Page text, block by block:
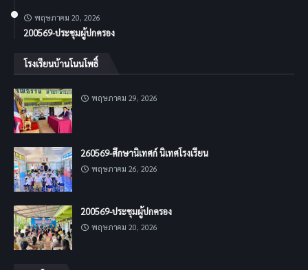
พฤษภาคม 20, 2026
200569-ประชุมผู้ปกครอง
โรงเรียนบ้านโนนโพธิ์
พฤษภาคม 29, 2026
260569-ศึกษานิเทศก์ นิเทศโรงเรียน
พฤษภาคม 26, 2026
200569-ประชุมผู้ปกครอง
พฤษภาคม 20, 2026